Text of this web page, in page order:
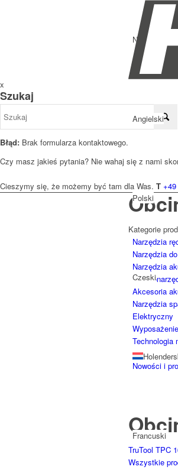
Niemiecki
Angielski
Polski
Czeski
Francuski
x
Szukaj
Błąd: Brak formularza kontaktowego.
Czy masz jakieś pytania? Nie wahaj się z nami
Cieszymy się, że możemy być tam dla Was. T +49
Kategorie
Narzędzia
Narzędzia
Narzędzia
Akcesoria
Narzędzia
Elektryczny
Technologia
Nowości i
TruTool TPC
Wszystkie